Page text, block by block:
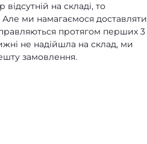
на складі, то
ми намагаємося доставляти
протягом перших 3
не надійшла на склад, ми
замовлення.